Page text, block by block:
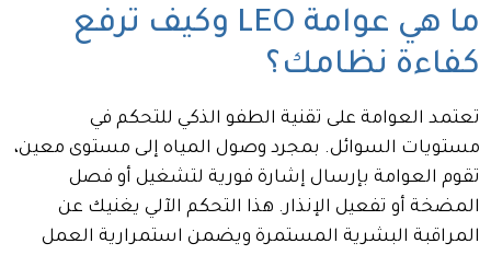
ما هي عوامة LEO وكيف ترفع
كفاءة نظامك؟
تعتمد العوامة على تقنية الطفو الذكي للتحكم في
مستويات السوائل. بمجرد وصول المياه إلى مستوى معين،
تقوم العوامة بإرسال إشارة فورية لتشغيل أو فصل
المضخة أو تفعيل الإنذار. هذا التحكم الآلي يغنيك عن
المراقبة البشرية المستمرة ويضمن استمرارية العمل